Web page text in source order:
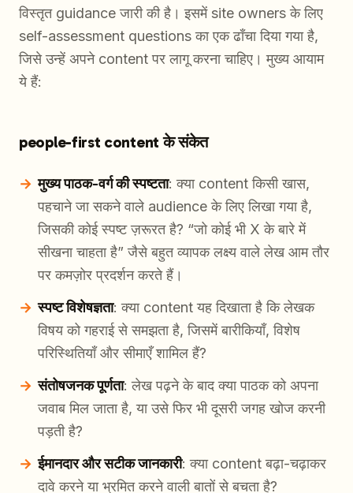
विस्तृत guidance जारी की है। इसमें site owners के लिए
self-assessment questions का एक ढाँचा दिया गया है,
जिसे उन्हें अपने content पर लागू करना चाहिए। मुख्य आयाम
ये हैं:
people-first content के संकेत
मुख्य पाठक-वर्ग की स्पष्टता: क्या content किसी खास,
पहचाने जा सकने वाले audience के लिए लिखा गया है,
जिसकी कोई स्पष्ट ज़रूरत है? “जो कोई भी X के बारे में
सीखना चाहता है” जैसे बहुत व्यापक लक्ष्य वाले लेख आम तौर
पर कमज़ोर प्रदर्शन करते हैं।
स्पष्ट विशेषज्ञता: क्या content यह दिखाता है कि लेखक
विषय को गहराई से समझता है, जिसमें बारीकियाँ, विशेष
परिस्थितियाँ और सीमाएँ शामिल हैं?
संतोषजनक पूर्णता: लेख पढ़ने के बाद क्या पाठक को अपना
जवाब मिल जाता है, या उसे फिर भी दूसरी जगह खोज करनी
पड़ती है?
ईमानदार और सटीक जानकारी: क्या content बढ़ा-चढ़ाकर
दावे करने या भ्रमित करने वाली बातों से बचता है?